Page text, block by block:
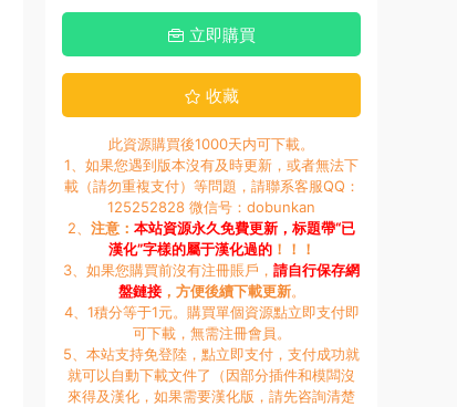
立即購買
收藏
此資源購買後1000天内可下載。
1、如果您遇到版本沒有及時更新，或者無法下
載（請勿重複支付）等問題，請聯系客服QQ：
125252828 微信号：dobunkan
2、 注意： 本站資源永久免費更新，标題帶“已
漢化”字樣的屬于漢化過的！！！
3、如果您購買前沒有注冊賬戶， 請自行保存網
盤鏈接，方便後續下載更新。
4、1積分等于1元。購買單個資源點立即支付即
可下載，無需注冊會員。
5、本站支持免登陸，點立即支付，支付成功就
就可以自動下載文件了（因部分插件和模闆沒
來得及漢化，如果需要漢化版，請先咨詢清楚